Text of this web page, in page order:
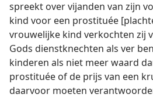
spreekt over vijanden van zijn
kind voor een prostituée
vrouwelijke kind verkochten zij
Gods dienstknechten als ver
kinderen als niet meer waard
prostituée of de prijs van een
daarvoor moeten